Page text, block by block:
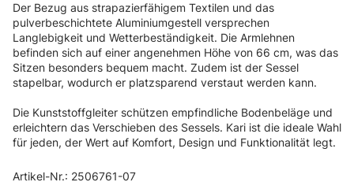
Der Bezug aus strapazierfähigem Textilen und das
pulverbeschichtete Aluminiumgestell versprechen
Langlebigkeit und Wetterbeständigkeit. Die Armlehnen
befinden sich auf einer angenehmen Höhe von 66 cm, was das
Sitzen besonders bequem macht. Zudem ist der Sessel
stapelbar, wodurch er platzsparend verstaut werden kann.
Die Kunststoffgleiter schützen empfindliche Bodenbeläge und
erleichtern das Verschieben des Sessels. Kari ist die ideale Wahl
für jeden, der Wert auf Komfort, Design und Funktionalität legt.
Artikel-Nr.: 2506761-07